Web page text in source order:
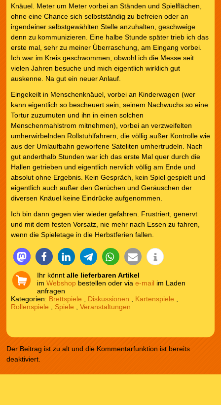
Knäuel. Meter um Meter vorbei an Ständen und Spielflächen,
ohne eine Chance sich selbstständig zu befreien oder an
irgendeiner selbstgewählten Stelle anzuhalten, geschweige
denn zu kommunizieren. Eine halbe Stunde später trieb ich das
erste mal, sehr zu meiner Überraschung, am Eingang vorbei.
Ich war im Kreis geschwommen, obwohl ich die Messe seit
vielen Jahren besuche und mich eigentlich wirklich gut
auskenne. Na gut ein neuer Anlauf.
Eingekeilt in Menschenknäuel, vorbei an Kinderwagen (wer
kann eigentlich so bescheuert sein, seinem Nachwuchs so eine
Tortur zuzumuten und ihn in einen solchen
Menschenmahlstrom mitnehmen), vorbei an verzweifelten
umherwirbelnden Rollstuhlfahrern, die völlig außer Kontrolle wie
aus der Umlaufbahn geworfene Sateliten umhertrudeln. Nach
gut anderthalb Stunden war ich das erste Mal quer durch die
Hallen getrieben und eigentlich nervlich völlig am Ende und
absolut ohne Ergebnis. Kein Gespräch, kein Spiel gespielt und
eigentlich auch außer den Gerüchen und Geräuschen der
diversen Knäuel keine Eindrücke aufgenommen.
Ich bin dann gegen vier wieder gefahren. Frustriert, genervt
und mit dem festen Vorsatz, nie mehr nach Essen zu fahren,
wenn die Spieletage in die Herbstferien fallen.
Ihr könnt alle lieferbaren Artikel
im Webshop bestellen oder via e-mail im Laden
anfragen
Kategorien: Brettspiele , Diskussionen , Kartenspiele ,
Rollenspiele , Spiele , Veranstaltungen
Der Beitrag ist zu alt und die Kommentarfunktion ist bereits
deaktiviert.